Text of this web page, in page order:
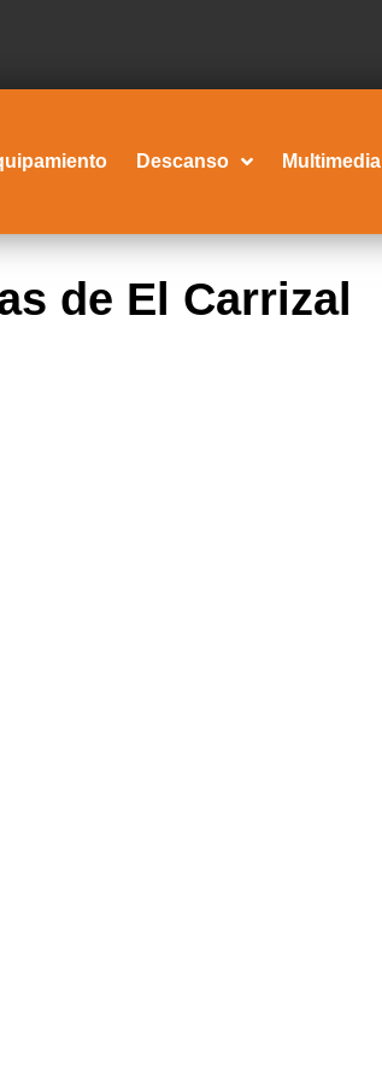
Descanso Multimedia
de El Carrizal